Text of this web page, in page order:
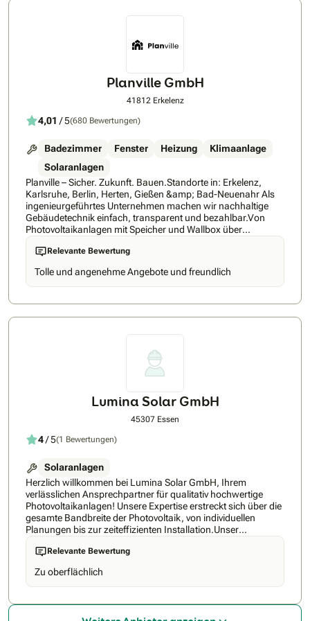
Referenznetzwerks zu werden.Solarstrom Konzepte GmbH –
Planville GmbH
41812 Erkelenz
4,01 / 5(680 Bewertungen)
Badezimmer Fenster Heizung
Klimaanlage
Solaranlagen
Planville – Sicher. Zukunft. Bauen.Standorte in: Erkelenz,
Karlsruhe, Berlin, Herten, Gießen &amp; Bad-Neuenahr Als
ingenieurgeführtes Unternehmen machen wir nachhaltige
Gebäudetechnik einfach, transparent und bezahlbar.Von
Photovoltaikanlagen mit Speicher und Wallbox über
Wärmepumpen, bis hin zu Dach- und Fenstersanierungen –
bei uns bekommen Sie alles aus einer Hand.Mit modernster
Planung, klaren Prozessen und über 170 eigenen
Mitarbeitern stehen wir für Effizienz, Qualität und
Verlässlichkeit.Wir stehen für 100% Kundenzufriedenheit,
Relevante Bewertung
Tolle und angenehme Angebote und freundlich
Lumina Solar GmbH
45307 Essen
4/ 5(1 Bewertungen)
Solaranlagen
Herzlich willkommen bei Lumina Solar GmbH, Ihrem
verlässlichen Ansprechpartner für qualitativ hochwertige
Photovoltaikanlagen! Unsere Expertise erstreckt sich über die
gesamte Bandbreite der Photovoltaik, von individuellen
Planungen bis zur zeiteffizienten Installation.Unser
AnsatzLumina Solar GmbH ist mehr als nur ein Dienstleister –
wir sind Ihr Partner auf dem Weg zu nachhaltiger
Energiegewinnung. Unsere Leistungen zeichnen sich durch
Qualität, Effizienz und erstklassige Beratung aus. Wir
verstehen, dass jede Photovoltaikanlage einzigartig ist, und
Relevante Bewertung
Zu oberflächlich